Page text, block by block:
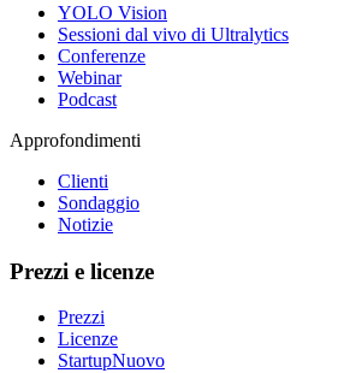
YOLO Vision
Sessioni dal vivo di Ultralytics
Conferenze
Webinar
Podcast
Approfondimenti
Clienti
Sondaggio
Notizie
Prezzi e licenze
Prezzi
Licenze
StartupNuovo